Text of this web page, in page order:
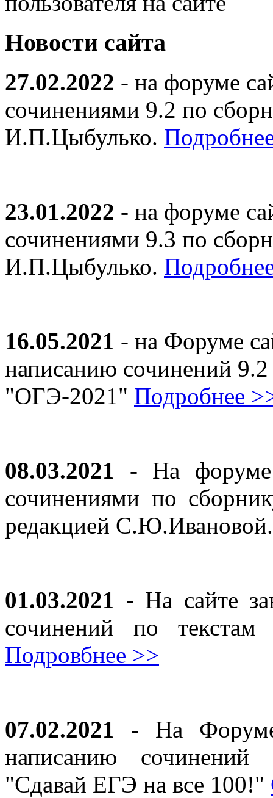
Новости сайта
27.02.2022 - на форуме
сочинениями 9.2 по
И.П.Цыбулько.
23.01.2022 - на форуме
сочинениями 9.3 по
И.П.Цыбулько.
16.05.2021 - на Форуме
написанию сочинений
"ОГЭ-2021" Подробнее
08.03.2021 - На форуме
сочинениями по
редакцией
01.03.2021 - На сайте
сочинений по
Подровбнее >>
07.02.2021 - На
написанию
"Сдавай ЕГЭ на все 100!"